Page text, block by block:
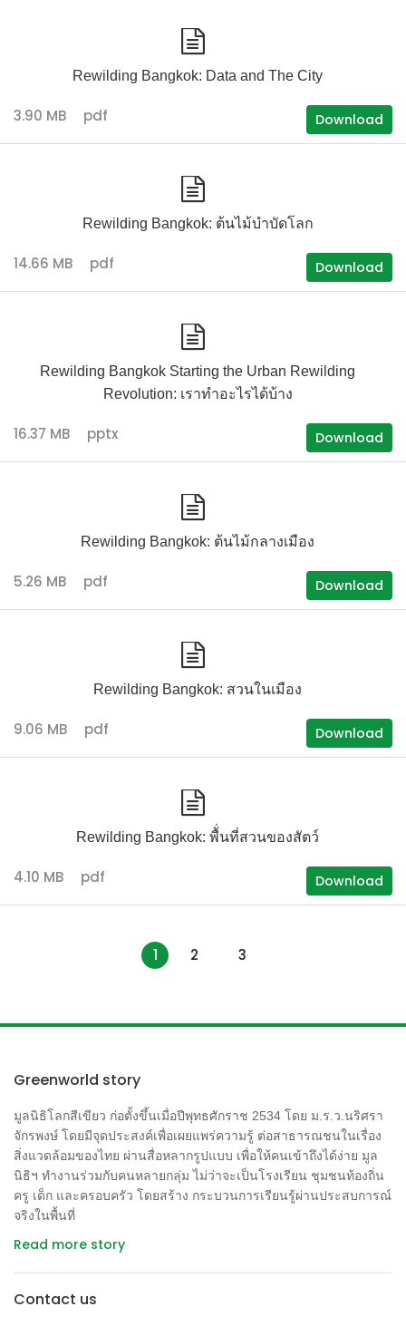
Rewilding Bangkok: Data and The City
3.90 MB pdf Download
Rewilding Bangkok: ต้นไม้บำบัดโลก
14.66 MB pdf Download
Rewilding Bangkok Starting the Urban Rewilding
Revolution: เราทำอะไรได้บ้าง
16.37 MB pptx Download
Rewilding Bangkok: ต้นไม้กลางเมือง
5.26 MB pdf Download
Rewilding Bangkok: สวนในเมือง
9.06 MB pdf Download
Rewilding Bangkok: พื้่นที่สวนของสัตว์
4.10 MB pdf Download
1 2 3
Greenworld story
มูลนิธิโลกสีเขียว ก่อตั้งขึ้นเมื่อปีพุทธศักราช 2534 โดย ม.ร.ว.นริศรา
จักรพงษ์ โดยมีจุดประสงค์เพื่อเผยแพร่ความรู้ ต่อสาธารณชนในเรื่อง
สิ่งแวดล้อมของไทย ผ่านสื่อหลากรูปแบบ เพื่อให้คนเข้าถึงได้ง่าย มูล
นิธิฯ ทำงานร่วมกับคนหลายกลุ่ม ไม่ว่าจะเป็นโรงเรียน ชุมชนท้องถิ่น
ครู เด็ก และครอบครัว โดยสร้าง กระบวนการเรียนรู้ผ่านประสบการณ์
จริงในพื้นที่
Read more story
Contact us